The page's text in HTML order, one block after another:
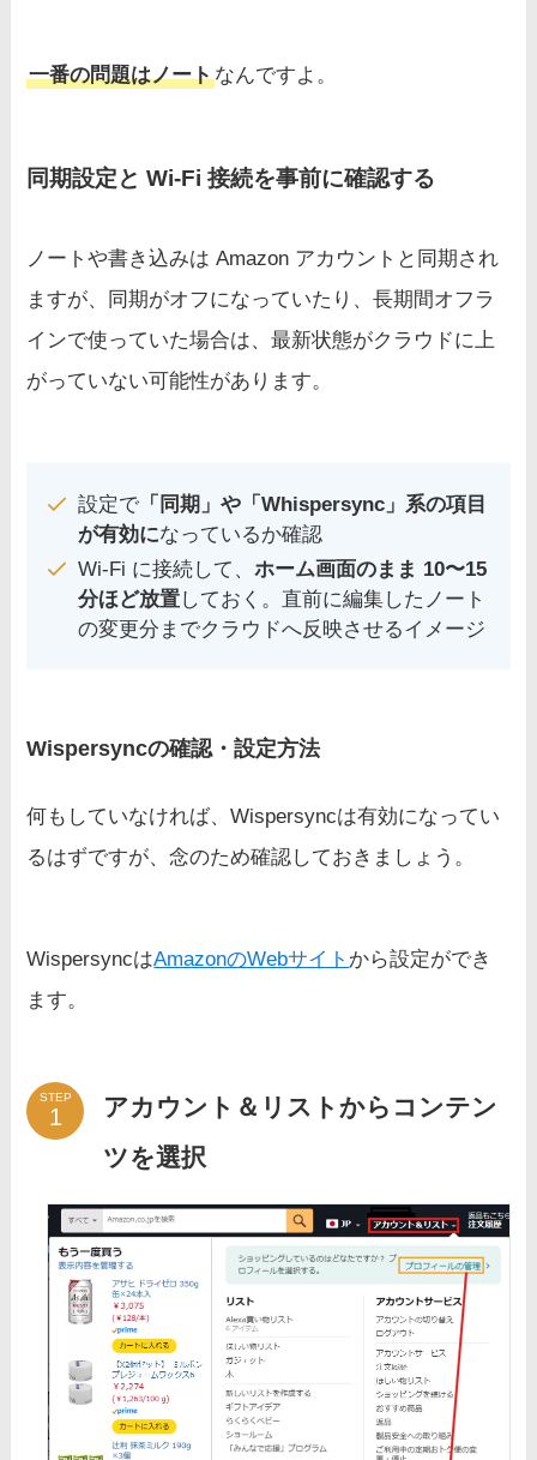
一番の問題はノートなんですよ。
同期設定と Wi-Fi 接続を事前に確認する
ノートや書き込みは Amazon アカウントと同期され
ますが、同期がオフになっていたり、長期間オフラ
インで使っていた場合は、最新状態がクラウドに上
がっていない可能性があります。
設定で「同期」や「Whispersync」系の項目
が有効になっているか確認
Wi-Fi に接続して、 ホーム画面のまま 10〜15
分ほど放置しておく。直前に編集したノート
の変更分までクラウドへ反映させるイメージ
Wispersyncの確認・設定方法
何もしていなければ、Wispersyncは有効になってい
るはずですが、念のため確認しておきましょう。
WispersyncはAmazonのWebサイト から設定ができ
ます。
STEP
アカウント＆リストからコンテン
ツを選択